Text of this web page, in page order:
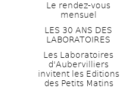
Le rendez-vous
mensuel
LES 30 ANS DES
LABORATOIRES
Les Laboratoires
d'Aubervilliers
invitent les Editions
des Petits Matins